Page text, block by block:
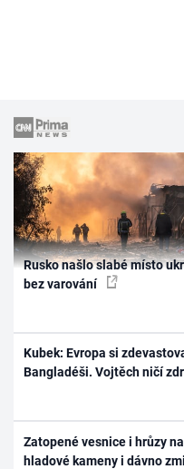
Rusko našlo slabé místo
bez varování
Kubek: Evropa si
Bangladéši. Vojtěch ničí
Zatopené vesnice i hrůzy
hladové kameny i dávno